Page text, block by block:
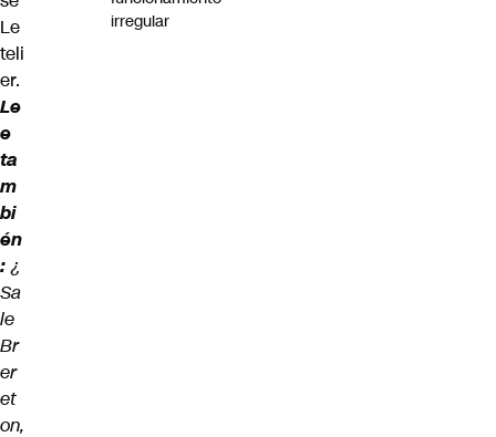
Le
teli
er.
Le
e
ta
m
bi
én
:¿
Sa
le
Br
er
et
on,
irregular